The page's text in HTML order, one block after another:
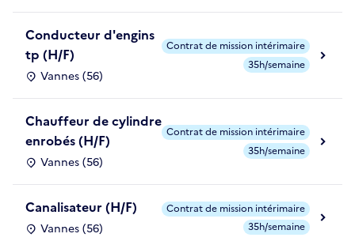
Conducteur d'engins
tp (H/F)
Vannes (56)
Contrat de mission intérimaire
35h/semaine
Chauffeur de cylindre
enrobés (H/F)
Vannes (56)
Contrat de mission intérimaire
35h/semaine
Canalisateur (H/F)
Vannes (56)
Contrat de mission intérimaire
35h/semaine